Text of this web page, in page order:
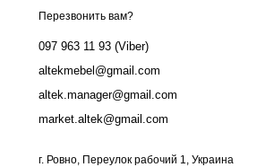
Перезвонить вам?
097 963 11 93 (Viber)
altekmebel@gmail.com
altek.manager@gmail.com
market.altek@gmail.com
г. Ровно, Переулок рабочий 1, Украина